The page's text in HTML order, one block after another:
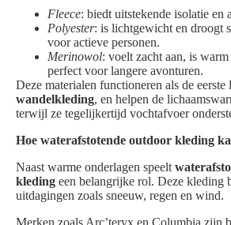
Fleece: biedt uitstekende isolatie en
Polyester: is lichtgewicht en droogt
voor actieve personen.
Merinowol: voelt zacht aan, is
perfect voor langere avonturen.
Deze materialen functioneren als de eerste
wandelkleding, en helpen de
terwijl ze tegelijkertijd vochtafvoer
Hoe waterafstotende outdoor kleding
Naast warme onderlagen speelt
kleding een belangrijke rol. Deze kleding
uitdagingen zoals sneeuw, regen en wind.